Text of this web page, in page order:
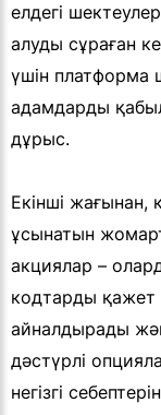
елдегі
алуды сұраған
үшін платформа
адамдарды
дұрыс.
Екінші жағынан,
ұсынатын
акциялар –
кодтарды қажет
айналдырады
дәстүрлі
негізгі